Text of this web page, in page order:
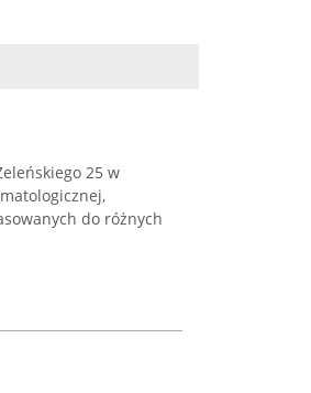
25 w
do różnych